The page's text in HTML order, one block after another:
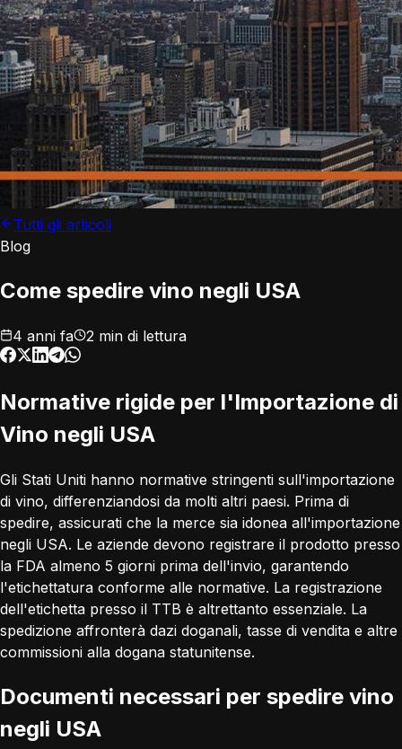
Tutti gli articoli
Blog
Come spedire vino negli USA
4 anni fa 2 min di lettura
Normative rigide per l'Importazione di
Vino negli USA
Gli Stati Uniti hanno normative stringenti sull'importazione
di vino, differenziandosi da molti altri paesi. Prima di
spedire, assicurati che la merce sia idonea all'importazione
negli USA. Le aziende devono registrare il prodotto presso
la FDA almeno 5 giorni prima dell'invio, garantendo
l'etichettatura conforme alle normative. La registrazione
dell'etichetta presso il TTB è altrettanto essenziale. La
spedizione affronterà dazi doganali, tasse di vendita e altre
commissioni alla dogana statunitense.
Documenti necessari per spedire vino
negli USA